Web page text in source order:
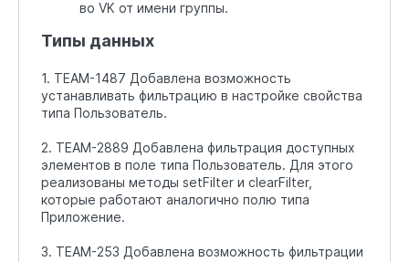
во VK от имени группы.
Типы данных
1. TEAM-1487 Добавлена возможность
устанавливать фильтрацию в настройке свойства
типа Пользователь.
2. TEAM-2889 Добавлена фильтрация доступных
элементов в поле типа Пользователь. Для этого
реализованы методы setFilter и clearFilter,
которые работают аналогично полю типа
Приложение.
3. TEAM-253 Добавлена возможность фильтрации